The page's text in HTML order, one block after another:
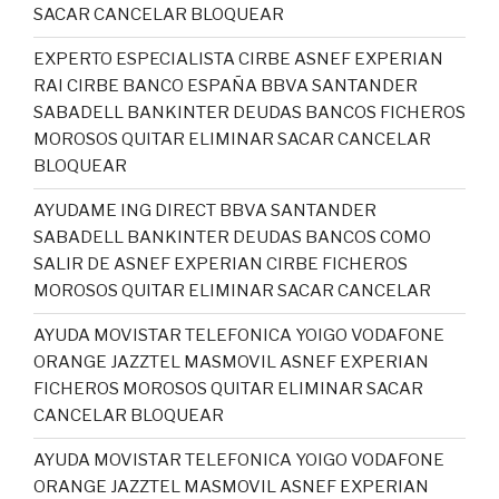
SACAR CANCELAR BLOQUEAR
EXPERTO ESPECIALISTA CIRBE ASNEF EXPERIAN
RAI CIRBE BANCO ESPAÑA BBVA SANTANDER
SABADELL BANKINTER DEUDAS BANCOS FICHEROS
MOROSOS QUITAR ELIMINAR SACAR CANCELAR
BLOQUEAR
AYUDAME ING DIRECT BBVA SANTANDER
SABADELL BANKINTER DEUDAS BANCOS COMO
SALIR DE ASNEF EXPERIAN CIRBE FICHEROS
MOROSOS QUITAR ELIMINAR SACAR CANCELAR
AYUDA MOVISTAR TELEFONICA YOIGO VODAFONE
ORANGE JAZZTEL MASMOVIL ASNEF EXPERIAN
FICHEROS MOROSOS QUITAR ELIMINAR SACAR
CANCELAR BLOQUEAR
AYUDA MOVISTAR TELEFONICA YOIGO VODAFONE
ORANGE JAZZTEL MASMOVIL ASNEF EXPERIAN